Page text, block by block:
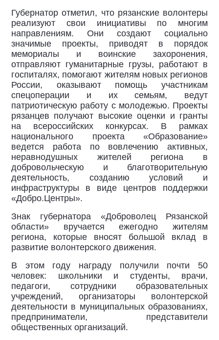
Губернатор отметил, что рязанские волонтеры
реализуют свои инициативы по многим
направлениям. Они создают социально
значимые проекты, приводят в порядок
мемориалы и воинские захоронения,
отправляют гуманитарные грузы, работают в
госпиталях, помогают жителям новых регионов
России, оказывают помощь участникам
спецоперации и их семьям, ведут
патриотическую работу с молодежью. Проекты
рязанцев получают высокие оценки и гранты
на всероссийских конкурсах. В рамках
национального проекта «Образование»
ведется работа по вовлечению активных,
неравнодушных жителей региона в
добровольческую и благотворительную
деятельность, созданию условий и
инфраструктуры в виде центров поддержки
«Добро.Центры».
Знак губернатора «Доброволец Рязанской
области» вручается ежегодно жителям
региона, которые вносят большой вклад в
развитие волонтерского движения.
В этом году награду получили почти 50
человек: школьники и студенты, врачи,
педагоги, сотрудники образовательных
учреждений, организаторы волонтерской
деятельности в муниципальных образованиях,
предприниматели, представители
общественных организаций.